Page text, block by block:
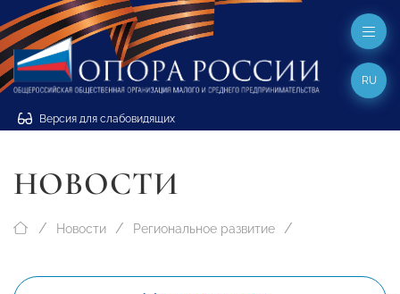
Версия для слабовидящих
RU
НОВОСТИ
Новости Региональное развитие